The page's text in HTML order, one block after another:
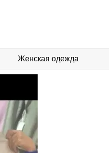
Женская одежда